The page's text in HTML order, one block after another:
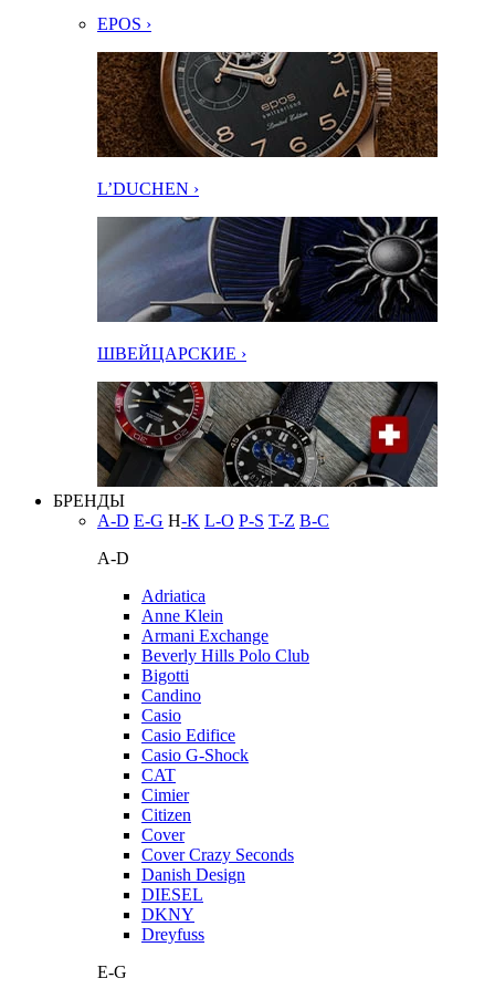
EPOS ›
L’DUCHEN ›
ШВЕЙЦАРСКИЕ ›
БРЕНДЫ
A-D E-G H-K L-O P-S T-Z В-С
A-D
Adriatica
Anne Klein
Armani Exchange
Beverly Hills Polo Club
Bigotti
Candino
Casio
Casio Edifice
Casio G-Shock
CAT
Cimier
Citizen
Cover
Cover Crazy Seconds
Danish Design
DIESEL
DKNY
Dreyfuss
E-G